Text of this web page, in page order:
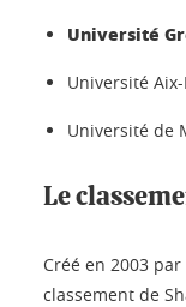
Université
Université
Université de
Le
Créé en 2003 par
classement de